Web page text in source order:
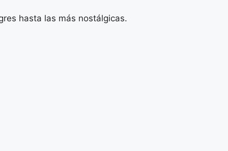
hasta las más nostálgicas.